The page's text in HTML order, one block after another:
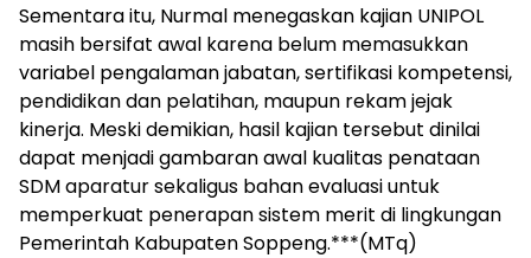
Sementara itu, Nurmal menegaskan kajian UNIPOL
masih bersifat awal karena belum memasukkan
variabel pengalaman jabatan, sertifikasi kompetensi,
pendidikan dan pelatihan, maupun rekam jejak
kinerja. Meski demikian, hasil kajian tersebut dinilai
dapat menjadi gambaran awal kualitas penataan
SDM aparatur sekaligus bahan evaluasi untuk
memperkuat penerapan sistem merit di lingkungan
Pemerintah Kabupaten Soppeng.***(MTq)